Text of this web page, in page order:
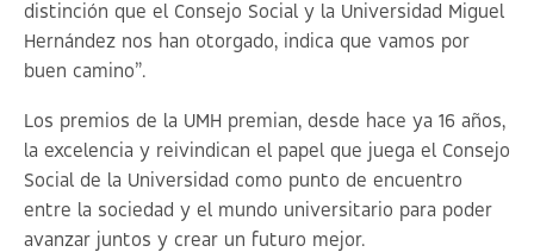
distinción que el Consejo Social y la Universidad Miguel
Hernández nos han otorgado, indica que vamos por
buen camino”.
Los premios de la UMH premian, desde hace ya 16 años,
la excelencia y reivindican el papel que juega el Consejo
Social de la Universidad como punto de encuentro
entre la sociedad y el mundo universitario para poder
avanzar juntos y crear un futuro mejor.